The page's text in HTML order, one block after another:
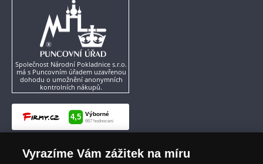
Společnost Národní Pokladnice s.r.o.
má s Puncovním úřadem uzavřenou
dohodu o umožnění anonymních
kontrolních nákupů.
Vyrazíme Vám zážitek na míru